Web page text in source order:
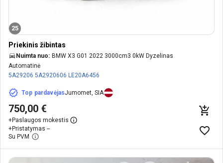
25
Priekinis žibintas
Nuimta nuo: BMW X3 G01 2022 3000cm3 0kW Dyzelinas
Automatinė
5A29206 5A2920606 LE20A6456
Top pardavėjasJumomet, SIA
750,00 €
+Paslaugos mokestis
+Pristatymas --
Su PVM